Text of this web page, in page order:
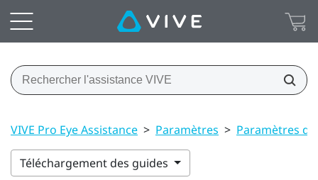
VIVE Pro Eye Assistance > Paramètres > Paramètres
Téléchargement des guides